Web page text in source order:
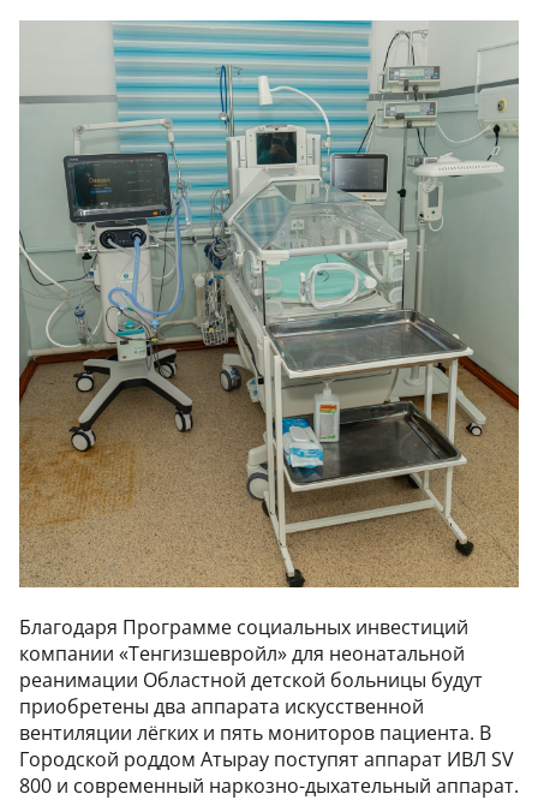
Благодаря Программе социальных инвестиций
компании «Тенгизшевройл» для неонатальной
реанимации Областной детской больницы будут
приобретены два аппарата искусственной
вентиляции лёгких и пять мониторов пациента. В
Городской роддом Атырау поступят аппарат ИВЛ SV
800 и современный наркозно-дыхательный аппарат.